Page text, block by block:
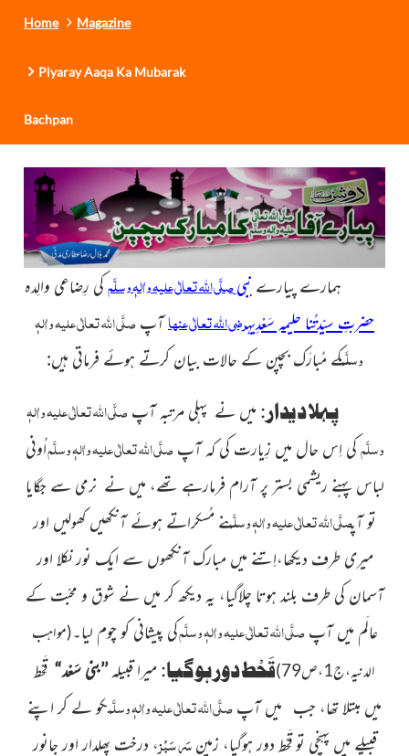
Home Magazine
Piyaray Aaqa Ka Mubarak
Bachpan
ہمارے پیارے نبیصلَّی اللہ تعالٰی علیہ واٰلہٖ وسلَّمکی رِضاعی والِدہ
حضرتِ سیّدتُنا حلیمہ سَعْدِیہرضی اللہ تعالٰی عنہاآپصلَّی اللہ تعالٰی علیہ واٰلہٖ
وسلَّمکے مُبارَک بچپن کے حالات بیان کرتے ہوئے فرماتی ہیں:
پہلا دیدار: میں نے پہلی مرتبہ آپصلَّی اللہ تعالٰی علیہ واٰلہٖ
وسلَّمکی اِس حال میں زِیارت کی کہ آپصلَّی اللہ تعالٰی علیہ واٰلہٖ وسلَّماُونی
لباس پہنے ریشمی بستر پر آرام فرمارہے تھے، میں نے نرمی سے جگایا
تو آپصلَّی اللہ تعالٰی علیہ واٰلہٖ وسلَّمنے مُسکراتے ہوئے آنکھیں کھولیں اور
میری طرف دیکھا،اِتنے میں مبارک آنکھوں سے ایک نور نکلا اور
آسمان کی طرف بلند ہوتا چلاگیا، یہ دیکھ کر میں نے شوق و محبّت کے
عالَم میں آپصلَّی اللہ تعالٰی علیہ واٰلہٖ وسلَّمکی پیشانی کو چوم لیا۔(مواہب
الدنیہ،ج1،ص79)
قَحْط دور ہوگیا: میرا قبیلہ’’بنی سَعْد“ قَحْط
میں مبتلا تھا، جب میں آپصلَّی اللہ تعالٰی علیہ واٰلہٖ وسلَّمکو لے کر اپنے
قبیلے میں پہنچی تو قَحْط دور ہوگیا، زمینسَر سَبْز، درخت پھلدار اور جانور